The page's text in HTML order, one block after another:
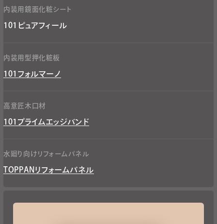
内装用鏡面化粧シート​
101ピュアフィール​
内装用型押化粧板​
101フォルマーノ​
高意匠木口材​
101プライムエッジバンド​
水廻り向けリフォームパネル​
TOPPANリフォームパネル​